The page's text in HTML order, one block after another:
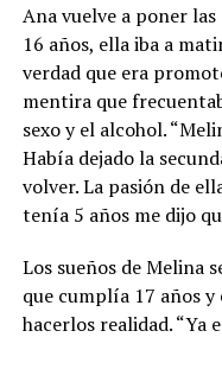
Ana vuelve a poner
16 años, ella iba a
verdad que era
mentira que
sexo y el alcohol.
Había dejado la
volver. La pasión de
tenía 5 años me dijo
Los sueños de Melina
que cumplía 17 años y
hacerlos realidad. “Ya